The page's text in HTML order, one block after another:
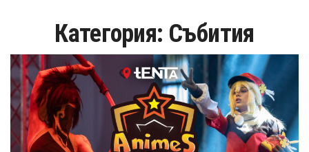
Категория: Събития